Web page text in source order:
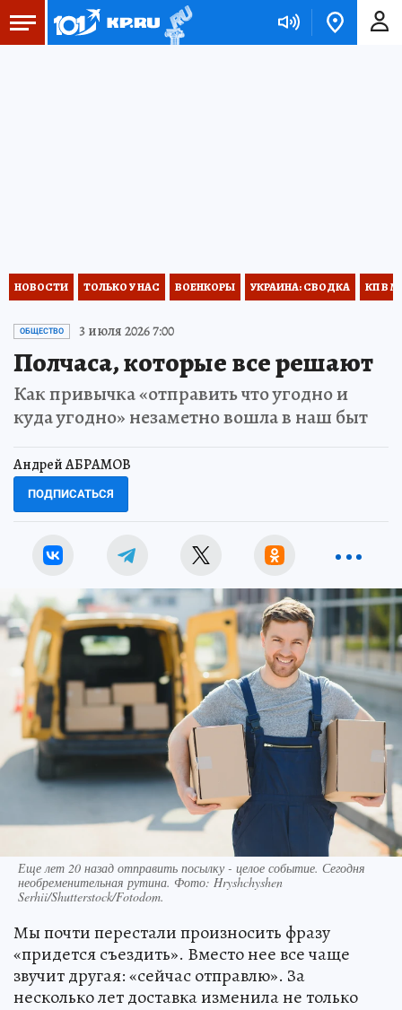
НОВОСТИ ТОЛЬКО У НАС ВОЕНКОРЫ УКРАИНА: СВОДКА КП В
ОБЩЕСТВО 3 июля 2026 7:00
Полчаса, которые все решают
Как привычка «отправить что угодно и
куда угодно» незаметно вошла в наш быт
Андрей АБРАМОВ
ПОДПИСАТЬСЯ
Еще лет 20 назад отправить посылку - целое событие. Сегодня
необременительная рутина. Фото: Hryshchyshen
Serhii/Shutterstock/Fotodom.
Мы почти перестали произносить фразу
«придется съездить». Вместо нее все чаще
звучит другая: «сейчас отправлю». За
несколько лет доставка изменила не только